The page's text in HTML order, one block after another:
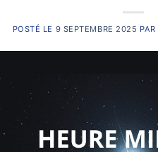
POSTÉ LE 9 SEPTEMBRE 2025 PAR